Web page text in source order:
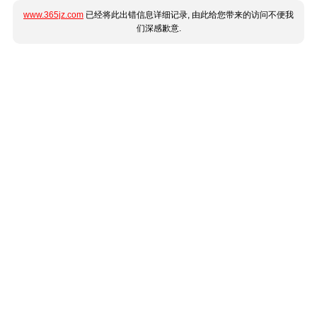
www.365jz.com 已经将此出错信息详细记录, 由此给您带来的访问不便我
们深感歉意.